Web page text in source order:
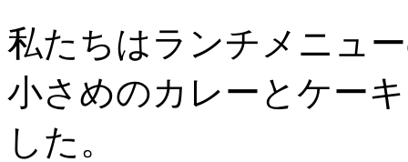
私たちはランチメニュ
小さめのカレーとケー
した。